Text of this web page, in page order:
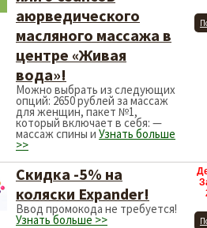
аюрведического
масляного массажа в
центре «Живая
вода»!
Можно выбрать из следующих
опций: 2650 рублей за массаж
для женщин, пакет №1,
который включает в себя: —
массаж спины и Узнать больше
>>
Скидка -5% на
коляски Expander!
Ввод промокода не требуется!
Узнать больше >>